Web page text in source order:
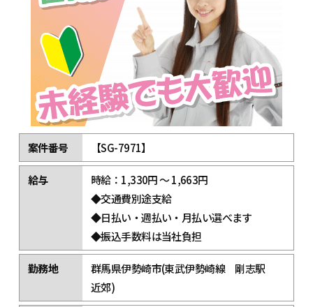
案件番号 【SG-7971】
給与
時給：1,330円 ～ 1,663円
◆交通費別途支給
◆日払い・週払い・月払い選べます
◆振込手数料は当社負担
勤務地
群馬県伊勢崎市(東武伊勢崎線 剛志駅
近郊)